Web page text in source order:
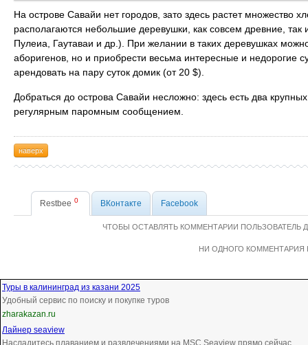
На острове Савайи нет городов, зато здесь растет множество
располагаются небольшие деревушки, как совсем древние,
Пулеиа, Гаутаваи и др.). При желании в таких деревушках
аборигенов, но и приобрести весьма интересные и недорогие
арендовать на пару суток домик (от 20 $).
Добраться до острова Савайи несложно: здесь есть два
регулярным паромным сообщением.
наверх
Restbee 0 ВКонтакте Facebook
ЧТОБЫ ОСТАВЛЯТЬ КОММЕНТАРИИ
НИ ОДНОГО КОММЕНТАРИЯ
Туры в калининград из казани 2025
Удобный сервис по поиску и покупке туров
zharakazan.ru
Лайнер seaview
Насладитесь плаванием и развлечениями на MSC Seaview прямо сейчас